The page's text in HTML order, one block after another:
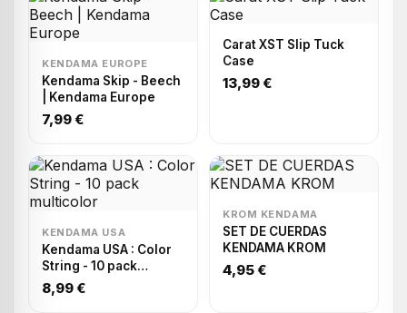
KENDAMA EUROPE
Kendama Skip - Beech
| Kendama Europe
7,99 €
Carat XST Slip Tuck
Case
13,99 €
KENDAMA USA
Kendama USA : Color
String - 10 pack
multicolor
8,99 €
KROM KENDAMA
SET DE CUERDAS
KENDAMA KROM
4,95 €